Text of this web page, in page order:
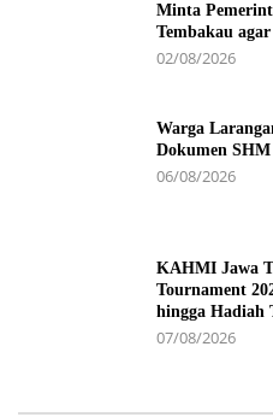
Minta
Tembakau
02/08/2026
Warga
Dokumen SHM
06/08/2026
KAHMI Jawa
Tournament
hingga Hadiah
07/08/2026